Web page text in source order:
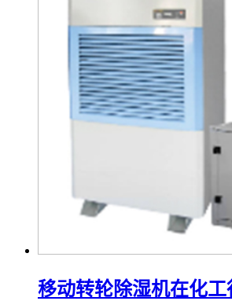
移动转轮除湿机在化